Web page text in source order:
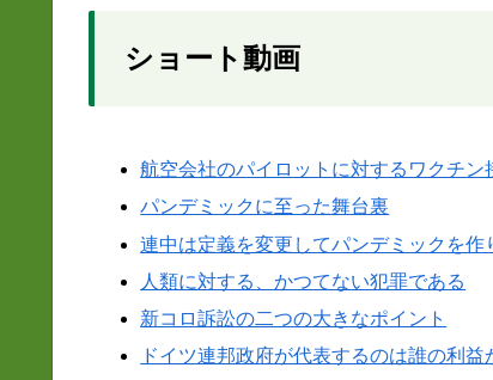
ショート動画
航空会社のパイロットに対するワクチン
パンデミックに至った舞台裏
連中は定義を変更してパンデミックを
人類に対する、かつてない犯罪である
新コロ訴訟の二つの大きなポイント
ドイツ連邦政府が代表するのは誰の利益